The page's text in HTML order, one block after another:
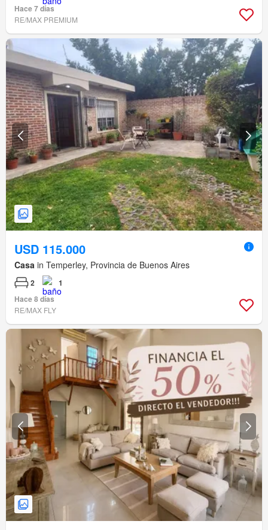
Hace 7 días
RE/MAX PREMIUM
USD 115.000
Casa in Temperley, Provincia de Buenos Aires
2
1
Hace 8 días
RE/MAX FLY